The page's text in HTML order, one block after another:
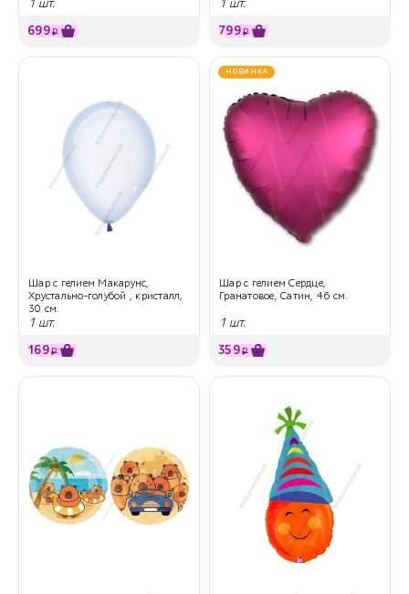
699₽ 799₽
Шар с гелием Макарунс,
Хрустально-голубой , кристалл,
30 см.
1 шт.
169₽
НОВИНКА
Шар с гелием Сердце,
Гранатовое, Сатин, 46 см.
1 шт.
359₽